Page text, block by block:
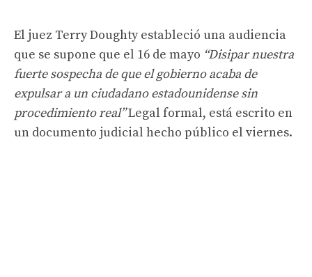
El juez Terry Doughty estableció una audiencia
que se supone que el 16 de mayo “Disipar nuestra
fuerte sospecha de que el gobierno acaba de
expulsar a un ciudadano estadounidense sin
procedimiento real”Legal formal, está escrito en
un documento judicial hecho público el viernes.